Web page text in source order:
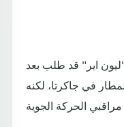
اير" قد طلب بعد
في جاكرتا، لكنه